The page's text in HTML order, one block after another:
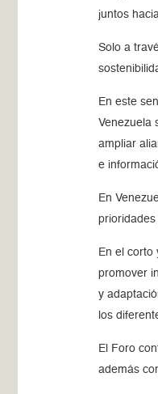
juntos
Solo a
En este
Venezuela
ampliar
e
En
En el corto
promover
y
los
El Foro
además